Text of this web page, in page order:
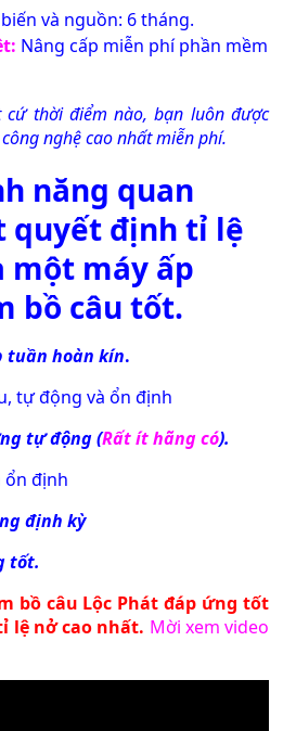
và nguồn: 6 tháng.
Nâng cấp miễn phí phần mềm
cứ thời điểm nào, bạn luôn được
nghệ cao nhất miễn phí.
năng quan
quyết định tỉ lệ
một máy ấp
bồ câu tốt.
tuần hoàn kín.
tự động và ổn định
tự động(Rất ít hãng có).
ổn định
định kỳ
tốt.
bồ câu Lộc Phát đáp ứng tốt
lệ nở cao nhất. Mời xem video